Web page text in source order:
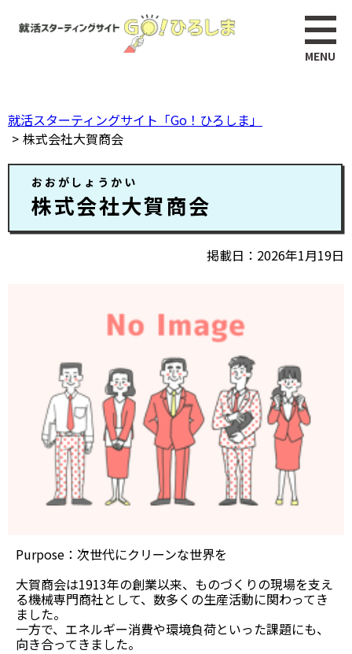
で
す。
就活スターティングサイト「Go！ひろしま」
株式会社大賀商会
おおがしょうかい
株式会社大賀商会
掲載日 2026年1月19日
Purpose：次世代にクリーンな世界を
大賀商会は1913年の創業以来、ものづくりの現場を支え
る機械専門商社として、数多くの生産活動に関わってき
ました。
一方で、エネルギー消費や環境負荷といった課題にも、
向き合ってきました。